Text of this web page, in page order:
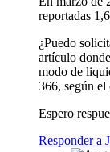
reportadas
¿Puedo
artículo
modo de
366, según el
Espero
Responder